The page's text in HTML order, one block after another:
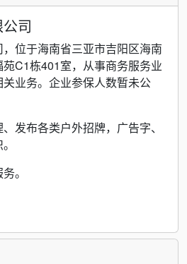
司
位于海南省三亚市吉阳区海南
C1栋401室，从事商务服务业
业务。企业参保人数暂未公
发布各类户外招牌，广告字、
。